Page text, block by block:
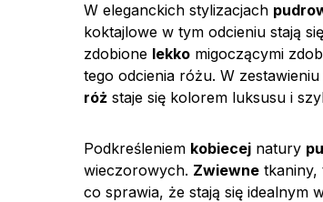
W eleganckich stylizacjach
koktajlowe w tym odcieniu stają
zdobione lekko migoczącymi
tego odcienia różu. W
róż staje się kolorem luksusu i
Podkreśleniem kobiecej natury
wieczorowych. Zwiewne tkaniny,
co sprawia, że stają się idealnym